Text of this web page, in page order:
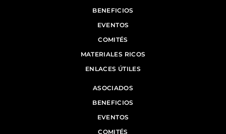
BENEFICIOS
EVENTOS
COMITÉS
MATERIALES RICOS
ENLACES ÚTILES
ASOCIADOS
BENEFICIOS
EVENTOS
COMITÉS